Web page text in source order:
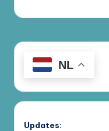
NL
Updates: